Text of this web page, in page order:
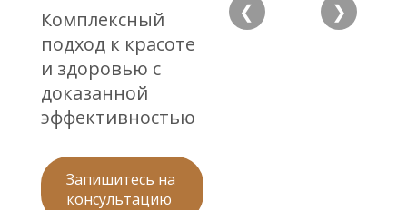
Комплексный
подход к красоте
и здоровью с
доказанной
эффективностью
Запишитесь на
консультацию
❮ ❯